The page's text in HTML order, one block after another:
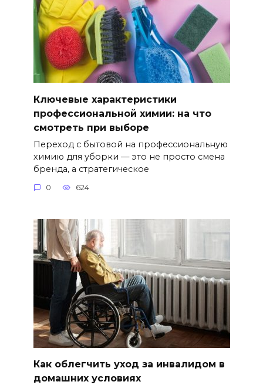
Ключевые характеристики
профессиональной химии: на что
смотреть при выборе
Переход с бытовой на профессиональную
химию для уборки — это не просто смена
бренда, а стратегическое
0 624
Как облегчить уход за инвалидом в
домашних условиях